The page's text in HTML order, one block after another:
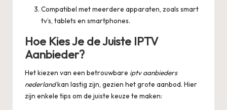
Compatibel met meerdere apparaten, zoals smart
tv’s, tablets en smartphones.
Hoe Kies Je de Juiste IPTV
Aanbieder?
Het kiezen van een betrouwbare iptv aanbieders
nederlandkan lastig zijn, gezien het grote aanbod. Hier
zijn enkele tips om de juiste keuze te maken: